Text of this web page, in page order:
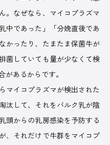
。なぜなら、マイコプラズマ
中であった」「分娩直後であ
かったり、たまたま保菌牛が
菌していても量が少なくて検
あるからです。
マイコプラズマが検出された
汰して、それをバルク乳が陰
頭からの乳房感染を予防する
、それだけで牛群をマイコプ